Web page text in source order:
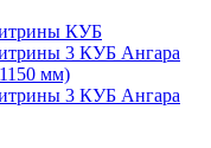
КУБ
3 КУБ Ангара
мм)
3 КУБ Ангара